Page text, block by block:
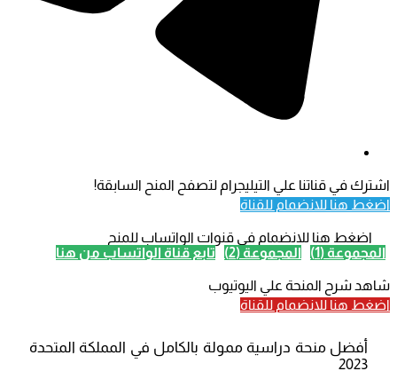
في قناتنا علي التيليجرام لتصفح المنح السابقة!
هنا للانضمام للقناة
اضغط هنا للانضمام في قنوات الواتساب للمنح
المجموعة (1)
المجموعة (2) تابع قناة الواتساب من هنا
شرح المنحة علي اليوتيوب
هنا للانضمام للقناة
أفضل منحة دراسية ممولة بالكامل في المملكة المتحدة
2023